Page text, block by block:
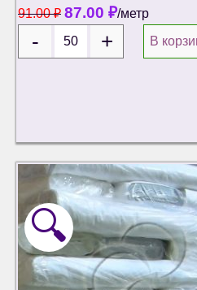
91.00₽ 87.00 ₽/метр
В
🔍